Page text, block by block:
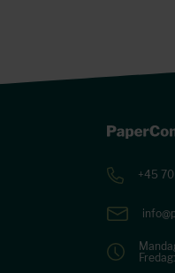
+45